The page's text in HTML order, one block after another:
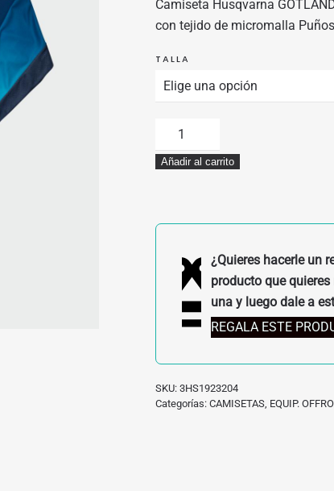
ERA:
50,00€.
ES:
37,50€.
Camiseta Husqvarna
con tejido de micromalla
TALLA
CAMISETA
HUSQVARNA
GOTLAND
cantidad
Añadir al carrito
¿Quieres hacerle un
producto que
una y luego dale a
REGALA ESTE
SKU: 3HS1923204
Categorías: CAMISETAS, EQUIP.